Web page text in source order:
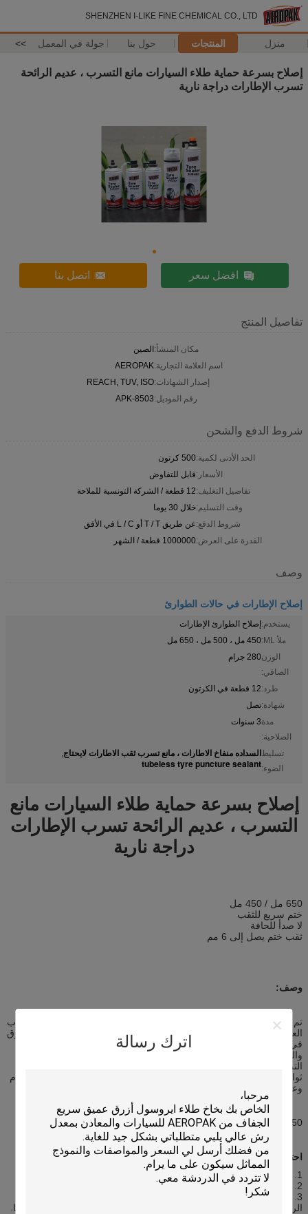
SHENZHEN I-LIKE FINE CHEMICAL CO., LTD
منزل المنتجات حول بنا جولة في المعمل >>
اترك رسالة
إصلاح بسرعة حماية طلاء السيارات مانع التسرب ، عديم الرائحة
تسرب الإطارات دراجة نارية
افضل سعر اتصل بنا
تفاصيل المنتج
مكان المنشأ:الصين
اسم العلامة التجارية:AEROPAK
إصدار الشهادات:REACH, TUV, ISO
رقم الموديل:APK-8503
شروط الدفع والشحن
الحد الأدنى لكمية:500 كرتون
الأسعار:قابل للتفاوض
تفاصيل التغليف:12 قطعة / الشركة التونسية للملاحة
وقت التسليم:خلال 30 يوما
شروط الدفع:عن طريق T / T أو L / C في الأفق
القدرة على العرض:1000000 قطعة / الشهر
وصف
إصلاح الإطارات في حالات الطوارئ
يستخدم:إصلاح الطوارئ الإطارات
ملأ ML:
450 مل ، 500 مل ، 650 مل
الوزن
الصافي:
280 جرام
طرد:12 قطعة في الكرتون
شهادة:تصل
مدة
الصلاحية:
3 سنوات
تسليط
الضوء:
السداده منفاخ الاطارات ، مانع تسرب ثقب الاطارات لايحتاج,
tubeless tyre puncture sealant
إصلاح بسرعة حماية طلاء السيارات مانع
التسرب ، عديم الرائحة تسرب الإطارات
دراجة نارية
650 مل / 450 مل
ختم سريع للثقب
لا صدأ للحافة
ثقب ختم يصل إلى 6 مم
وصف:
تم تصميم Captain Tire Sealer & Inflator للبحث بسرعة عن معظم الثقوب
العادية والتسريبات البطيئة بشكل فعال.إنه قابل للتطبيق بنسبة 100٪ للخرق
في حدود 6 مم على الإطارات المطاطية الخالية من الأنابيب للسيارات
والدراجات النارية والدراجات الكهربائية.ليس هناك حاجة إلى جاك ولا إطار
التراجع.تنتهي عملية خطوة واحدة من اصطدام الإطارات وإصلاحها في
ثوانٍ.كما يمكن تعبئته في إطارات جديدة لمنع التسرب غير المتوقع. غير سام
وعديم الرائحة.لا تآكل ولا ضرر للإطار.
450 مل مخصص لإطارات الدراجات النارية وإطارات السيارات الصغيرة ؛
احتياطات:
1. إذا كان ذلك ممكنا إزالة الكائن الذي تسبب في ثقب.
2. تفريغ الإطار.رج العبوة جيدًا قبل الاستخدام ؛
3. برغي توصيل الأنبوب بإحكام على صمام الإطار.امسك العلبة بالزر
الرأسي للضغط على الزر العلوي لإزالة غطاء الواقي حتى يظهر الإطار ثابتًا.